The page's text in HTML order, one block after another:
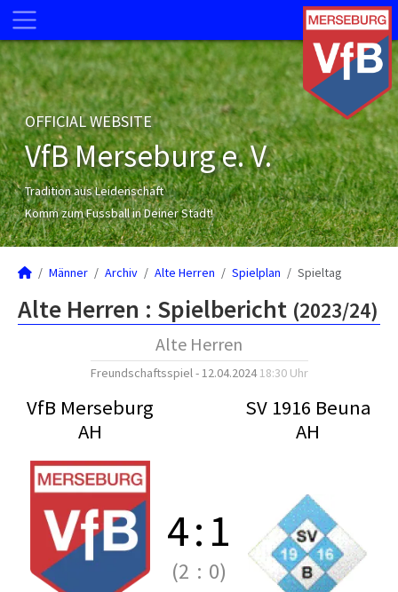
OFFICIAL WEBSITE
VfB Merseburg e. V.
Tradition aus Leidenschaft
Komm zum Fussball in Deiner Stadt!
Männer Archiv Alte Herren Spielplan Spieltag
Alte Herren : Spielbericht (2023/24)
Alte Herren
Freundschaftsspiel - 12.04.202418:30 Uhr
VfB Merseburg
AH
SV 1916 Beuna
AH
4:1
(2 : 0)